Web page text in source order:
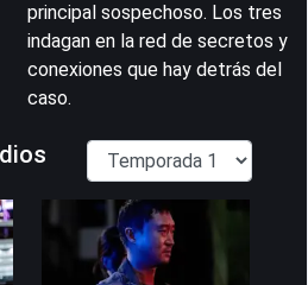
principal sospechoso. Los tres
indagan en la red de secretos y
conexiones que hay detrás del
caso.